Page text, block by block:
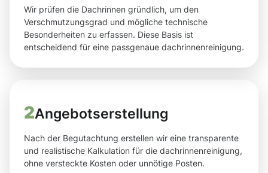
Wir prüfen die Dachrinnen gründlich, um den
Verschmutzungsgrad und mögliche technische
Besonderheiten zu erfassen. Diese Basis ist
entscheidend für eine passgenaue dachrinnenreinigung.
2Angebotserstellung
Nach der Begutachtung erstellen wir eine transparente
und realistische Kalkulation für die dachrinnenreinigung,
ohne versteckte Kosten oder unnötige Posten.